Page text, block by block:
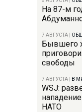
На 87-м
7 АВГУСТА
Бывшего
свободы
7 АВГУСТА В
WSJ:
НАТО